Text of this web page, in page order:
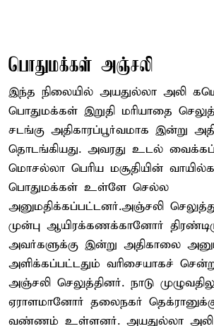
பொதுமக்கள் அஞ்சலி
இந்த நிலையில் அயதுல்லா அலி
பொதுமக்கள் இறுதி மரியாதை
சடங்கு அதிகாரப்பூர்வமாக இன்று
தொடங்கியது. அவரது உடல்
மொசல்லா பெரிய மசூதியின்
பொதுமக்கள் உள்ளே செல்ல
அனுமதிக்கப்பட்டனர்.அஞ்சலி
முன்பு ஆயிரக்கணக்கானோர்
அவர்களுக்கு இன்று அதிகாலை
அளிக்கப்பட்டதும் வரிசையாகச்
அஞ்சலி செலுத்தினர். நாடு
ஏராளமானோர் தலைநகர்
வண்ணம் உள்ளனர். அயதுல்லா அலி